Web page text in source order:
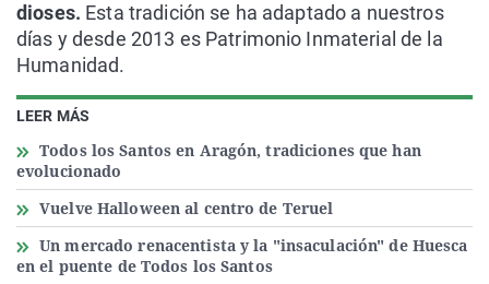
LEER MÁS
Todos los Santos en Aragón, tradiciones que han
evolucionado
Vuelve Halloween al centro de Teruel
Un mercado renacentista y la "insaculación" de Huesca
en el puente de Todos los Santos
dioses. Esta tradición se ha adaptado a nuestros
días y desde 2013 es Patrimonio Inmaterial de la
Humanidad.